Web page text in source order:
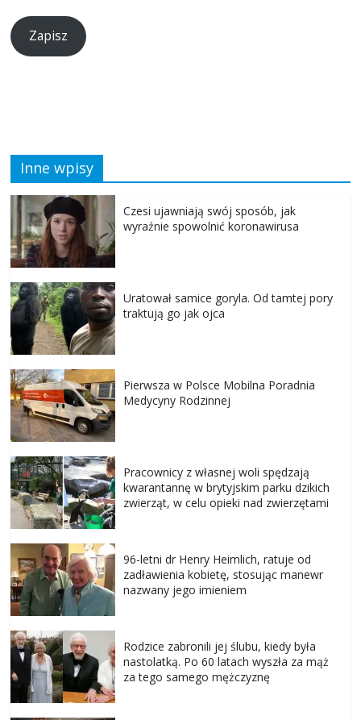
Zapisz
Inne wpisy
Czesi ujawniają swój sposób, jak
wyraźnie spowolnić koronawirusa
Uratował samice goryla. Od tamtej pory
traktują go jak ojca
Pierwsza w Polsce Mobilna Poradnia
Medycyny Rodzinnej
Pracownicy z własnej woli spędzają
kwarantannę w brytyjskim parku dzikich
zwierząt, w celu opieki nad zwierzętami
96-letni dr Henry Heimlich, ratuje od
zadławienia kobietę, stosując manewr
nazwany jego imieniem
Rodzice zabronili jej ślubu, kiedy była
nastolatką. Po 60 latach wyszła za mąż
za tego samego mężczyznę